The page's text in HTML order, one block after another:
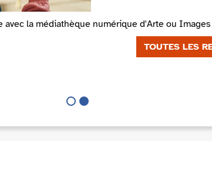
avec la médiathèque numérique d'Arte ou
TOUTES LES